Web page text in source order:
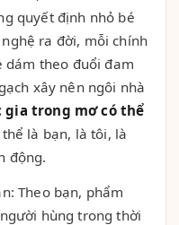
quyết định nhỏ bé
ra đời, mỗi chính
dám theo đuổi đam
xây nên ngôi nhà
gia trong mơ có thể
là bạn, là tôi, là
động.
Theo bạn, phẩm
hùng trong thời